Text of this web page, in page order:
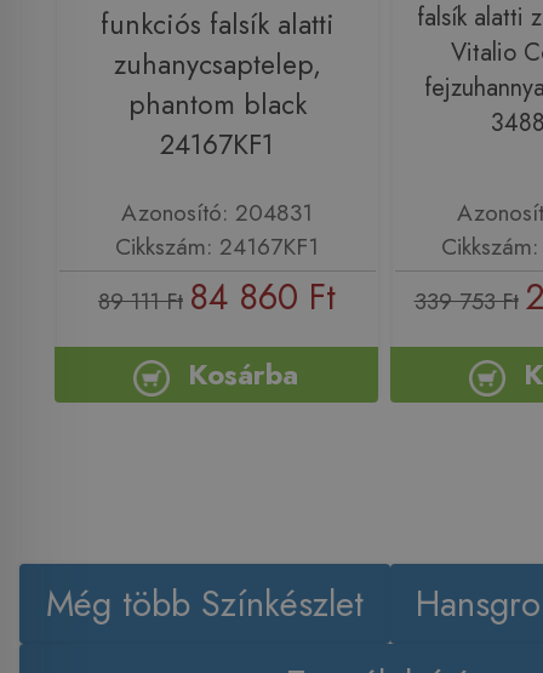
funkciós falsík alatti
zuhanycsaptelep,
phantom black
24167KF1
Azonosító: 204831
Cikkszám: 24167KF1
89 111 Ft 84 860 Ft
Kosárba
falsík alatti
Vitalio
339 753 Ft
Még több Színkészlet